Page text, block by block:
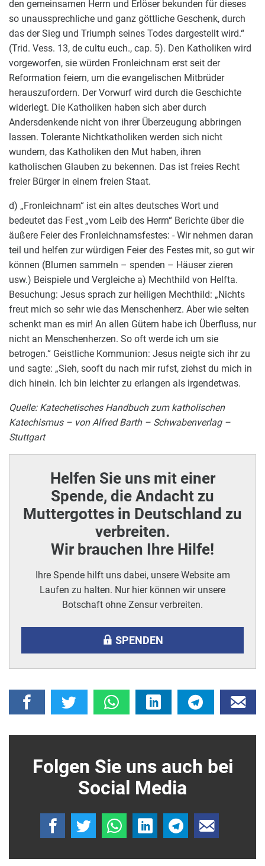
den gemeinsamen Herrn und Erlöser bekunden für dieses
so unaussprechliche und ganz göttliche Geschenk, durch
das der Sieg und Triumph seines Todes dargestellt wird.“
(Trid. Vess. 13, de cultu euch., cap. 5). Den Katholiken wird
vorgeworfen, sie würden Fronleichnam erst seit der
Reformation feiern, um die evangelischen Mitbrüder
herauszufordern. Der Vorwurf wird durch die Geschichte
widerlegt. Die Katholiken haben sich aber durch
Andersdenkende nicht von ihrer Überzeugung abbringen
lassen. Tolerante Nichtkatholiken werden sich nicht
wundern, das Katholiken den Mut haben, ihren
katholischen Glauben zu bekennen. Das ist freies Recht
freier Bürger in einem freien Staat.
d) „Fronleichnam“ ist ein altes deutsches Wort und
bedeutet das Fest „vom Leib des Herrn“ Berichte über die
äußere Feier des Fronleichnamsfestes: - Wir nehmen daran
teil und helfen zur würdigen Feier des Festes mit, so gut wir
können (Blumen sammeln – spenden – Häuser zieren
usw.) Beispiele und Vergleiche a) Mechthild von Helfta.
Besuchung: Jesus sprach zur heiligen Mechthild: „Nichts
freut mich so sehr wie das Menschenherz. Aber wie selten
schenkt man es mir! An allen Gütern habe ich Überfluss, nur
nicht an Menschenherzen. So oft werde ich um sie
betrogen.“ Geistliche Kommunion: Jesus neigte sich ihr zu
und sagte: „Sieh, sooft du nach mir rufst, ziehst du mich in
dich hinein. Ich bin leichter zu erlangen als irgendetwas.
Quelle: Katechetisches Handbuch zum katholischen
Katechismus – von Alfred Barth – Schwabenverlag –
Stuttgart
Helfen Sie uns mit einer
Spende, die Andacht zu
Muttergottes in Deutschland zu
verbreiten.
Wir brauchen Ihre Hilfe!
Ihre Spende hilft uns dabei, unsere Website am
Laufen zu halten. Nur hier können wir unsere
Botschaft ohne Zensur verbreiten.
SPENDEN
Folgen Sie uns auch bei
Social Media